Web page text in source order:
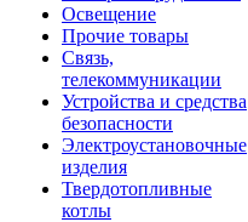
Освещение
Прочие товары
Связь,
телекоммуникации
Устройства и средства
безопасности
Электроустановочные
изделия
Твердотопливные
котлы